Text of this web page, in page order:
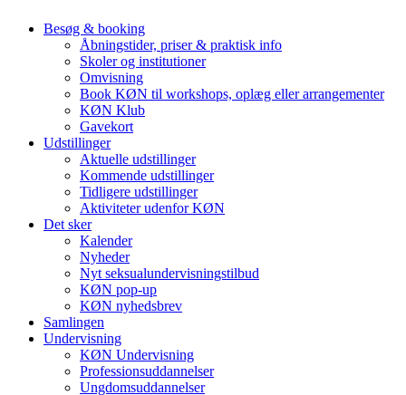
Besøg & booking
Åbningstider, priser & praktisk info
Skoler og institutioner
Omvisning
Book KØN til workshops, oplæg eller arrangementer
KØN Klub
Gavekort
Udstillinger
Aktuelle udstillinger
Kommende udstillinger
Tidligere udstillinger
Aktiviteter udenfor KØN
Det sker
Kalender
Nyheder
Nyt seksualundervisningstilbud
KØN pop-up
KØN nyhedsbrev
Samlingen
Undervisning
KØN Undervisning
Professionsuddannelser
Ungdomsuddannelser